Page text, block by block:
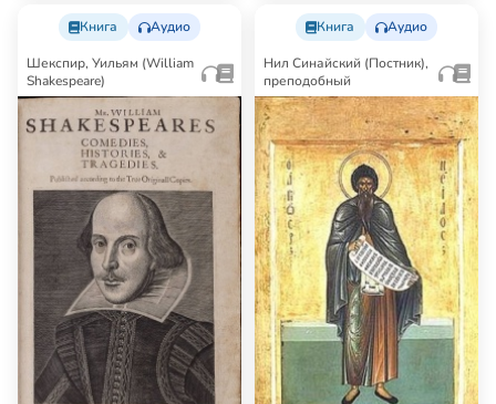
Книга Аудио
Шекспир, Уильям (William
Shakespeare)
Книга Аудио
Нил Синайский (Постник),
преподобный